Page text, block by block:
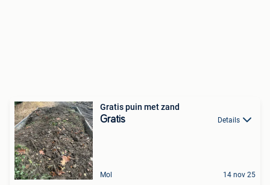
Gratis puin met zand
Gratis Details
Mol 14 nov 25